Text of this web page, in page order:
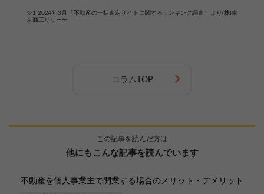
※1 2024年3月「不動産の一括査定サイトに関するランキング調査」より(株)東
京商工リサーチ
コラムTOP
この記事を読んだ方は
他にもこんな記事を読んでいます
不動産を個人事業主で開業する場合のメリット・デメリット